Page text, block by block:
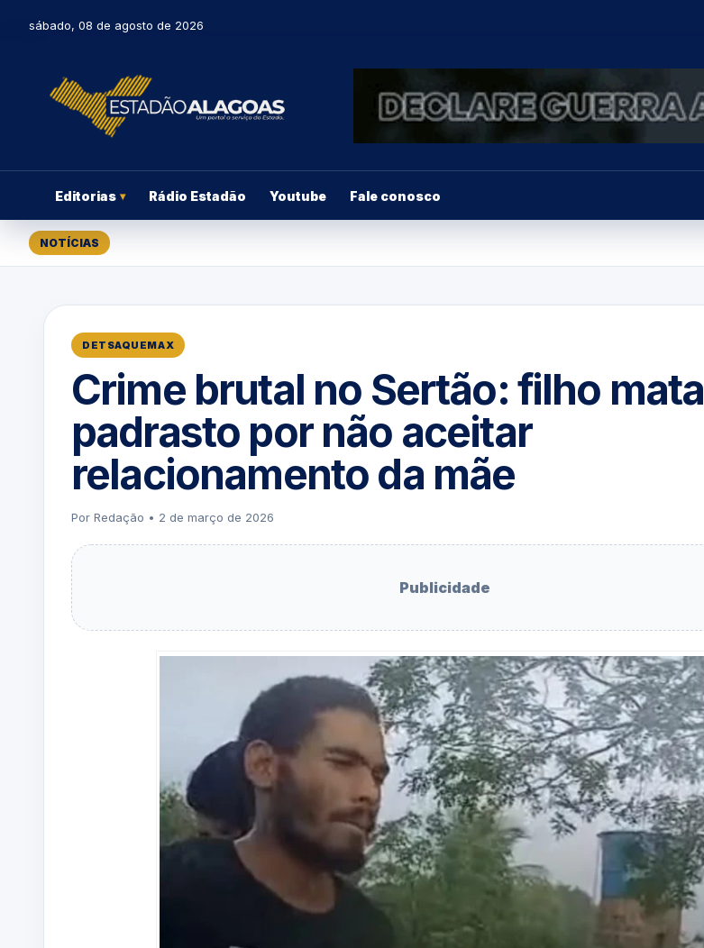
sábado, 08 de agosto de 2026
Editorias ▾ Rádio Estadão Youtube Fale conosco
NOTÍCIAS
DETSAQUEMAX
Crime brutal no Sertão: filho mata
padrasto por não aceitar
relacionamento da mãe
Por Redação • 2 de março de 2026
Publicidade